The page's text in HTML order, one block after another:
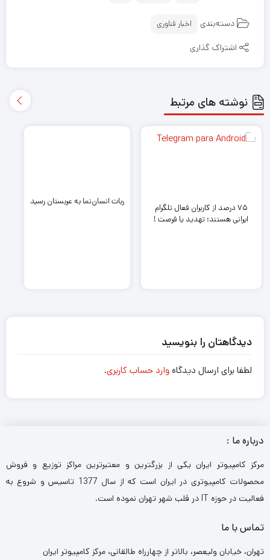
دسته‌بندی اخبار فناوری
اشتراک گذاری
نوشته های مرتبط
۷۵ درصد از کاربران فعال تلگرام
ایرانی هستند؛ تهدید یا فرصت !
ربات انسان‌نما به عربستان رسید
دیدگاهتان را بنویسید
لطفا برای ارسال دیدگاهوارد حساب کاربری.
درباره ما :
مرکز کامپیوتر ایران یکی از بزرگترین و معتبرترین مراکز توزیع و فروش
محصولات کامپیوتری در ایران است که از سال 1377 تاسیس و شروع به
فعالیت در حوزه IT در قلب شهر تهران نموده است.
تماس با ما
تهران، خیابان ولیعصر، بالاتر از چهارراه طالقانی، مرکز کامپیوتر ایران